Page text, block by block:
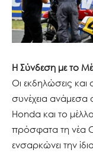
Η Σύνδεση με το
Οι εκδηλώσεις και
συνέχεια ανάμεσα
Honda και το
πρόσφατα τη νέα
ενσαρκώνει την